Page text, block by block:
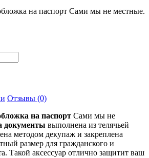
на паспорт Сами мы не местные.
Отзывы (0)
на паспорт Сами мы не
документы выполнена из телячьей
методом декупаж и закреплена
размер для гражданского и
Такой аксессуар отлично защитит ваш